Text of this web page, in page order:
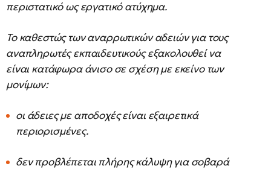
περιστατικό ως εργατικό ατύχημα.
Το καθεστώς των αναρρωτικών αδειών για τους
αναπληρωτές εκπαιδευτικούς εξακολουθεί να
είναι κατάφωρα άνισο σε σχέση με εκείνο των
μονίμων:
οι άδειες με αποδοχές είναι εξαιρετικά
περιορισμένες.
δεν προβλέπεται πλήρης κάλυψη για σοβαρά